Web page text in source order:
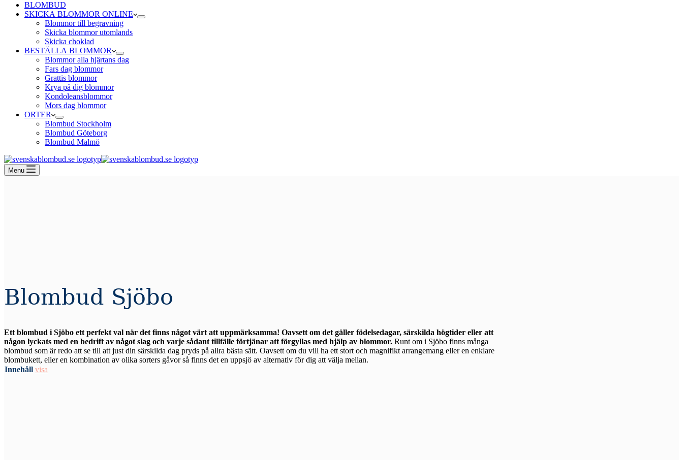
BLOMBUD
SKICKA BLOMMOR ONLINE
Blommor till begravning
Skicka blommor utomlands
Skicka choklad
BESTÄLLA BLOMMOR
Blommor alla hjärtans dag
Fars dag blommor
Grattis blommor
Krya på dig blommor
Kondoleansblommor
Mors dag blommor
ORTER
Blombud Stockholm
Blombud Göteborg
Blombud Malmö
Menu
Blombud Sjöbo
Ett blombud i Sjöbo ett perfekt val när det finns något värt att uppmärksamma! Oavsett om det gäller födelsedagar, särskilda högtider eller att
någon lyckats med en bedrift av något slag och varje sådant tillfälle förtjänar att förgyllas med hjälp av blommor.
blombud som är redo att se till att just din särskilda dag pryds på allra bästa sätt. Oavsett om du vill ha ett stort och magnifikt arrangemang eller en enklare
blombukett, eller en kombination av olika sorters gåvor så finns det en uppsjö av alternativ för dig att välja mellan.
Innehåll visa